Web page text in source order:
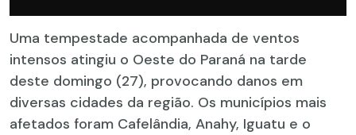
Uma tempestade acompanhada de ventos
intensos atingiu o Oeste do Paraná na tarde
deste domingo (27), provocando danos em
diversas cidades da região. Os municípios mais
afetados foram Cafelândia, Anahy, Iguatu e o